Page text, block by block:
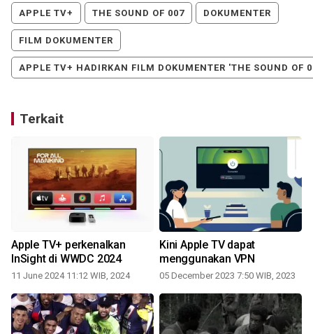
APPLE TV+ THE SOUND OF 007 DOKUMENTER
FILM DOKUMENTER
APPLE TV+ HADIRKAN FILM DOKUMENTER 'THE SOUND OF
Terkait
Apple TV+ perkenalkan
InSight di WWDC 2024
11 June 2024 11:12 WIB, 2024
Kini Apple TV dapat
menggunakan VPN
05 December 2023 7:50 WIB, 2023